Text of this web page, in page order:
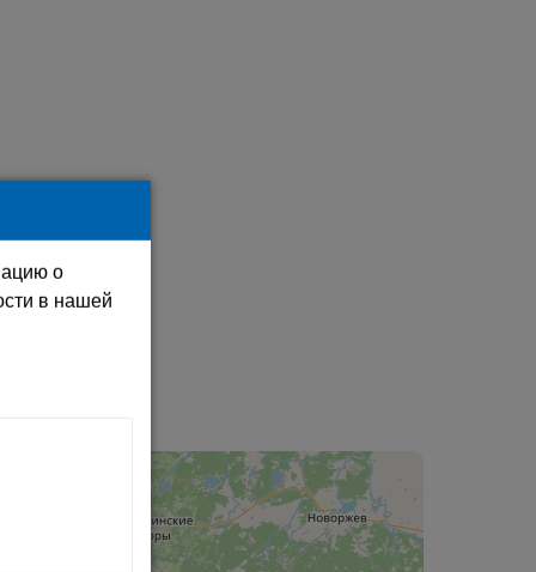
о
в нашей